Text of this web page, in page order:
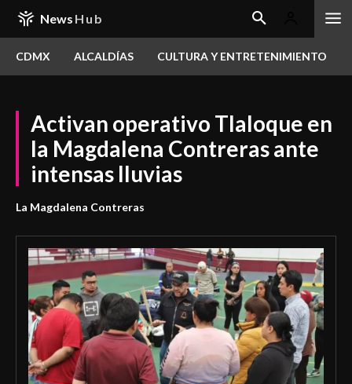
News Hub
CDMX ALCALDÍAS CULTURA Y ENTRETENIMIENTO
Activan operativo Tlaloque en
la Magdalena Contreras ante
intensas lluvias
La Magdalena Contreras